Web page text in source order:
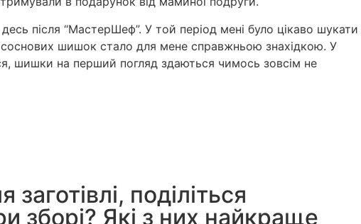
після “МастерШеф”. У той період мені було цікаво шукати
соснових шишок стало для мене справжньою знахідкою. У
шишки на перший погляд здаються чимось зовсім не
поділіться
зборі? Які з них найкраще